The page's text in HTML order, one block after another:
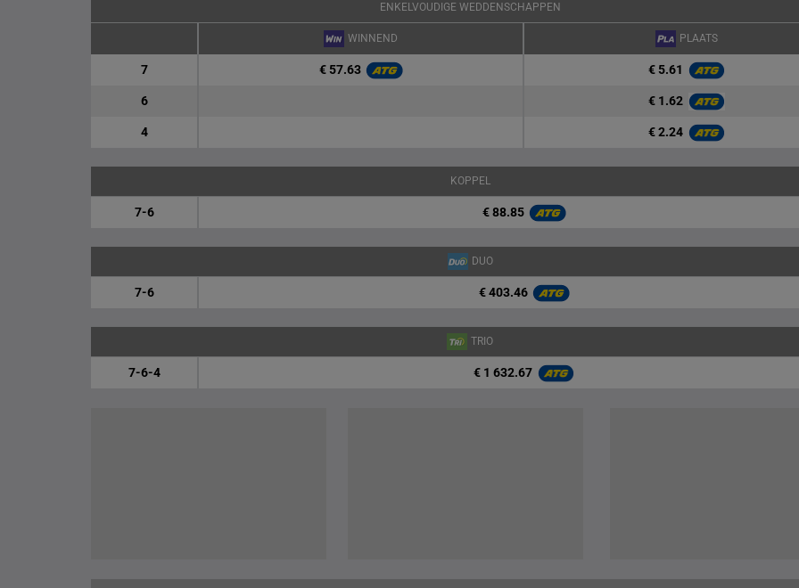
ENKELVOUDIGE WEDDENSCHAPPEN
WINNEND PLAATS
7 € 57.63 € 5.61
6 € 1.62
4 € 2.24
KOPPEL
7-6 € 88.85
DUO
7-6 € 403.46
TRIO
7-6-4 € 1 632.67